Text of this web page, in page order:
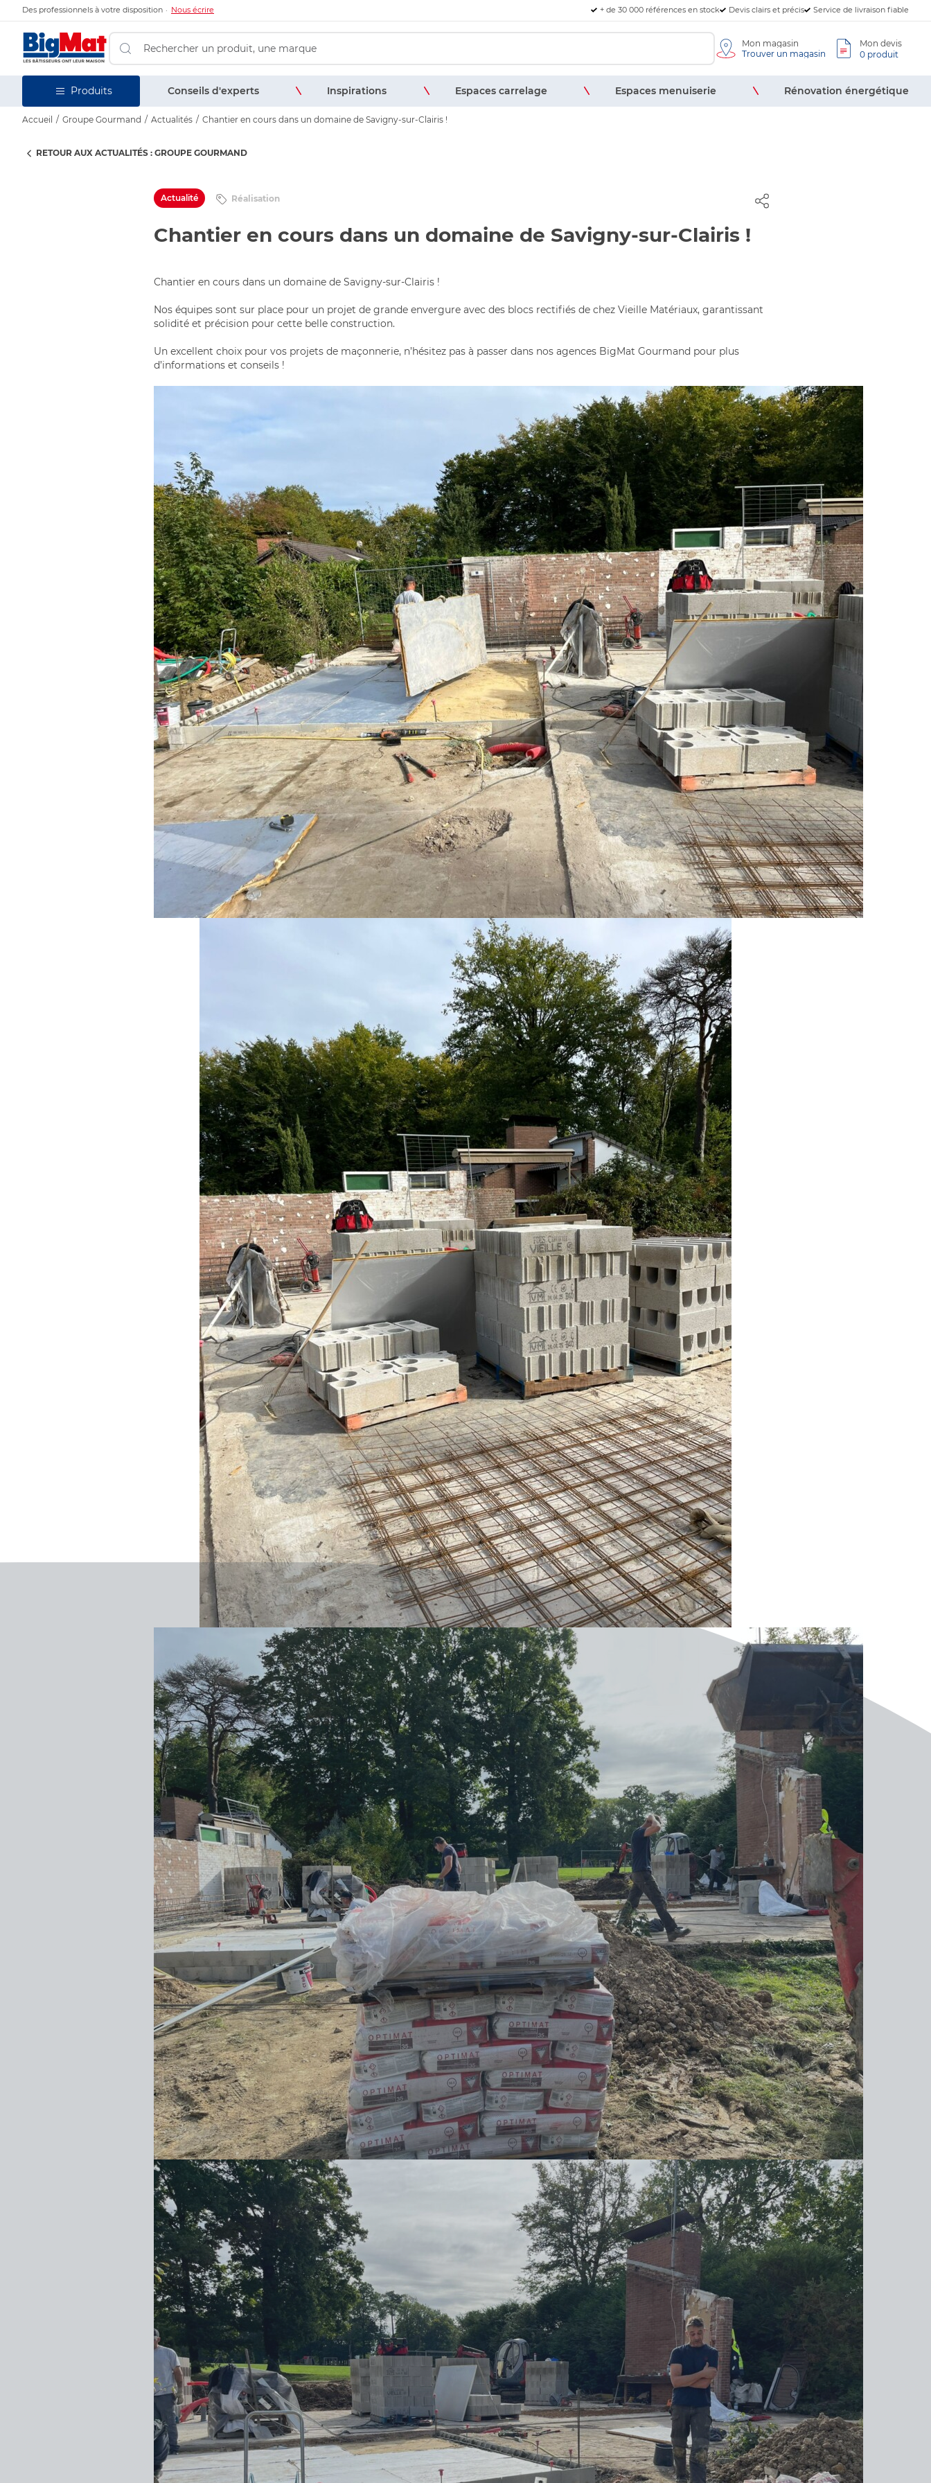
Des professionnels à votre disposition Nous écrire + de 30 000 références en stock Devis clairs et précis Service de livraison fiable
Mon magasin
Trouver un magasin
Mon devis
0 produit
Produits Conseils d'experts Inspirations Espaces carrelage Espaces menuiserie Rénovation énergétique
Accueil Groupe Gourmand Actualités Chantier en cours dans un domaine de Savigny-sur-Clairis !
RETOUR AUX ACTUALITÉS : GROUPE GOURMAND
Actualité Réalisation
Chantier en cours dans un domaine de Savigny-sur-Clairis !
Chantier en cours dans un domaine de Savigny-sur-Clairis !
Nos équipes sont sur place pour un projet de grande envergure avec des blocs rectifiés de chez Vieille Matériaux, garantissant
solidité et précision pour cette belle construction.
Un excellent choix pour vos projets de maçonnerie, n’hésitez pas à passer dans nos agences BigMat Gourmand pour plus
d’informations et conseils !